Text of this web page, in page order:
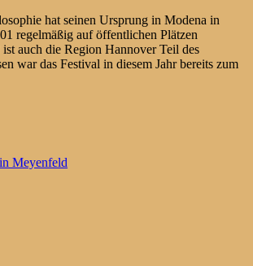
hat seinen Ursprung in Modena in
regelmäßig auf öffentlichen Plätzen
auch die Region Hannover Teil des
war das Festival in diesem Jahr bereits zum